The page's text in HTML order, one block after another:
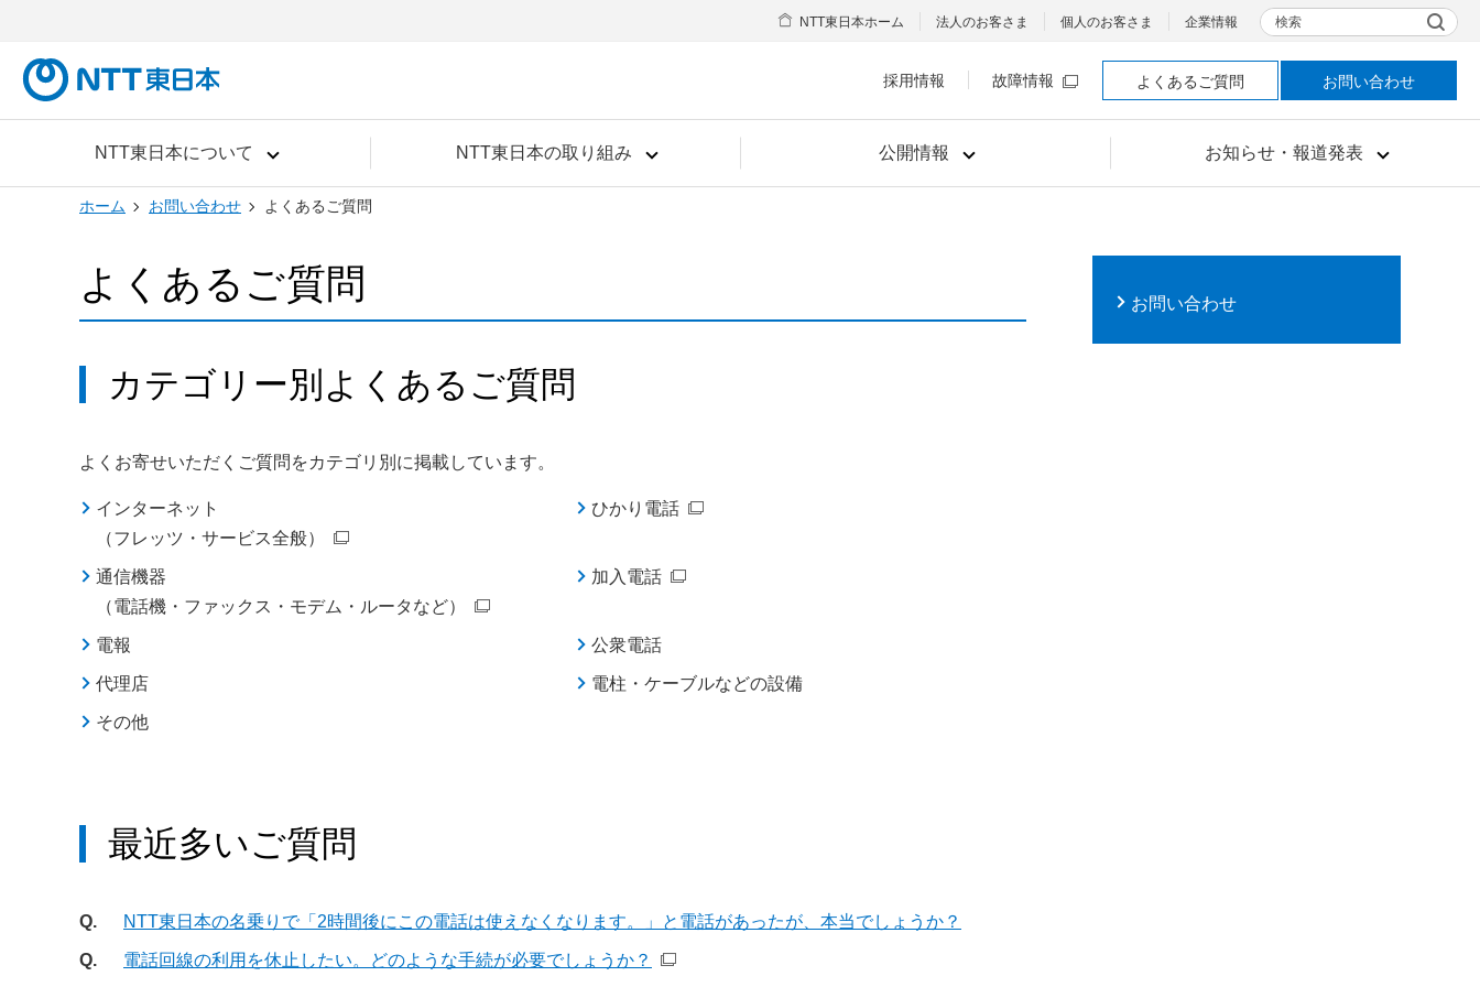
NTT東日本について NTT東日本の取り組み 公開情報 お知らせ・報道発表
NTT東日本ホーム 法人のお客さま 個人のお客さま 企業情報 検索
採用情報 故障情報 よくあるご質問 お問い合わせ
ホーム お問い合わせ よくあるご質問
よくあるご質問
カテゴリー別よくあるご質問
よくお寄せいただくご質問をカテゴリ別に掲載しています。
インターネット
（フレッツ・サービス全般）
ひかり電話
通信機器
（電話機・ファックス・モデム・ルータなど）
加入電話
電報 公衆電話
代理店 電柱・ケーブルなどの設備
その他
最近多いご質問
Q. NTT東日本の名乗りで「2時間後にこの電話は使えなくなります。」と電話があったが、本当でしょうか？
Q. 電話回線の利用を休止したい。どのような手続が必要でしょうか？
お問い合わせ